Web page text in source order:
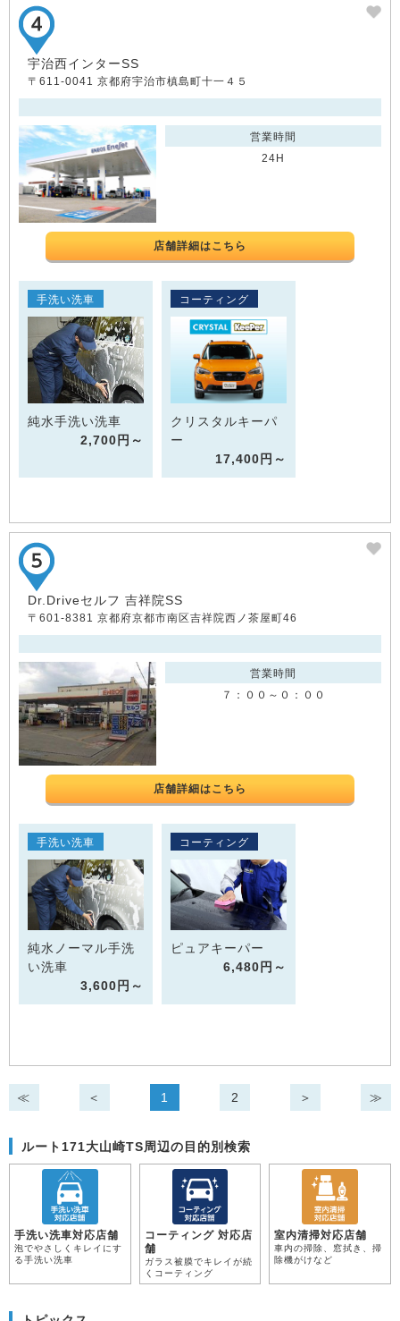
宇治西インターSS
〒611-0041 京都府宇治市槙島町十一４５
営業時間
24H
店舗詳細はこちら
手洗い洗車
純水手洗い洗車
2,700円～
コーティング
クリスタルキーパ
ー
17,400円～
Dr.Driveセルフ 吉祥院SS
〒601-8381 京都府京都市南区吉祥院西ノ茶屋町46
営業時間
７：００～０：００
店舗詳細はこちら
手洗い洗車
純水ノーマル手洗
い洗車
3,600円～
コーティング
ピュアキーパー
6,480円～
≪ ＜ 1 2 ＞ ≫
ルート171大山崎TS周辺の目的別検索
手洗い洗車対応店舗
泡でやさしくキレイにす
る手洗い洗車
コーティング 対応店
舗
ガラス被膜でキレイが続
くコーティング
室内清掃対応店舗
車内の掃除、窓拭き、掃
除機がけなど